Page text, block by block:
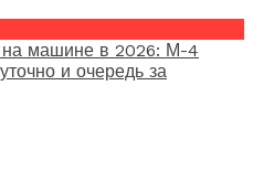
на машине в 2026: М-4
и очередь за